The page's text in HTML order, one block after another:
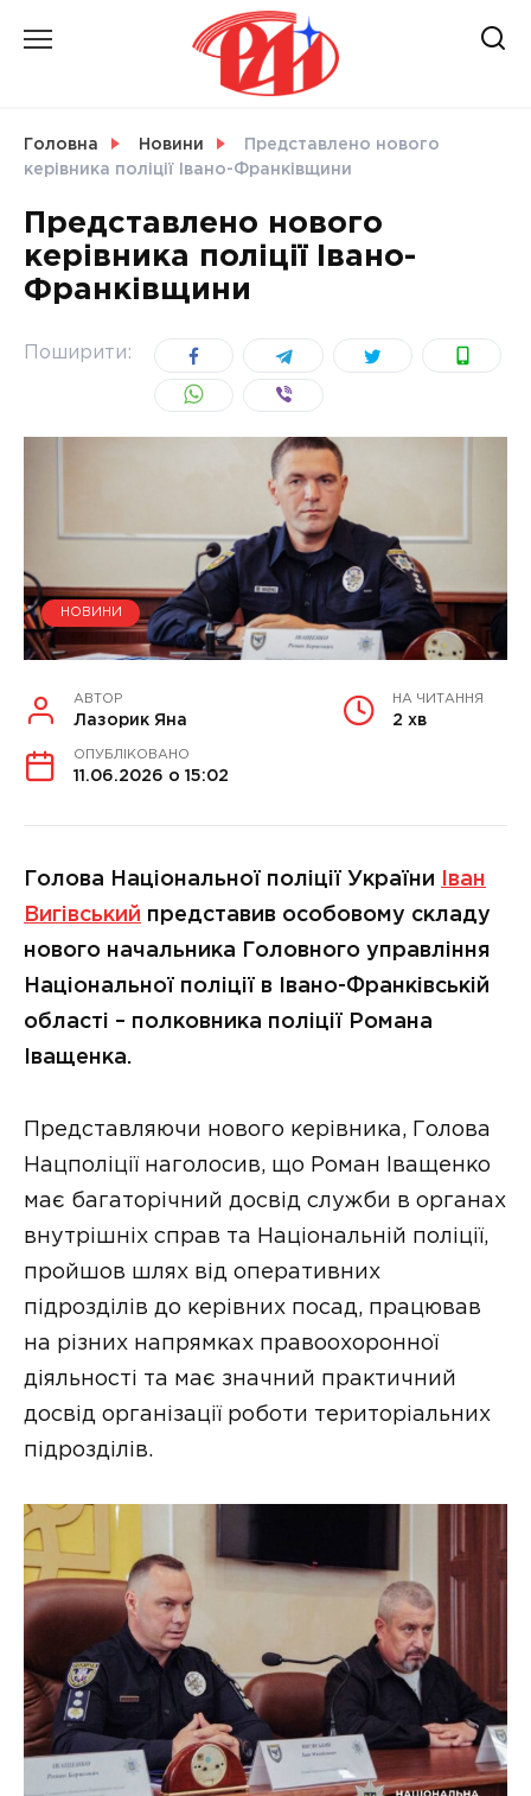
Головна Новини
Представлено нового
керівника поліції Івано-Франківщини
Представлено нового
керівника поліції Івано-
Франківщини
Поширити:
НОВИНИ
АВТОР
Лазорик Яна
НА ЧИТАННЯ
2 хв
ОПУБЛІКОВАНО
11.06.2026 о 15:02
Голова Національної поліції України
Іван
Вигівський представив особовому складу
нового начальника Головного управління
Національної поліції в Івано-Франківській
області – полковника поліції Романа
Іващенка.
Представляючи нового керівника, Голова
Нацполіції наголосив, що Роман Іващенко
має багаторічний досвід служби в органах
внутрішніх справ та Національній поліції,
пройшов шлях від оперативних
підрозділів до керівних посад, працював
на різних напрямках правоохоронної
діяльності та має значний практичний
досвід організації роботи територіальних
підрозділів.